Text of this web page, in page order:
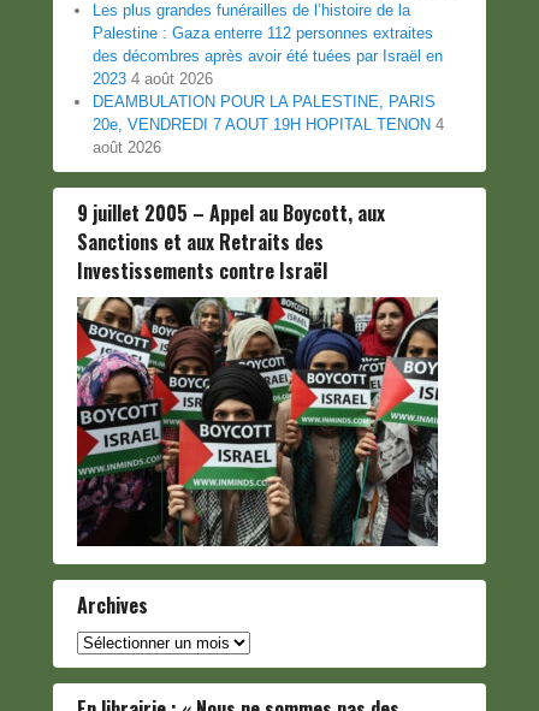
Les plus grandes funérailles de l’histoire de la
Palestine : Gaza enterre 112 personnes extraites
des décombres après avoir été tuées par Israël en
2023 4 août 2026
DEAMBULATION POUR LA PALESTINE, PARIS
20e, VENDREDI 7 AOUT 19H HOPITAL TENON 4
août 2026
9 juillet 2005 – Appel au Boycott, aux
Sanctions et aux Retraits des
Investissements contre Israël
Archives
Archives